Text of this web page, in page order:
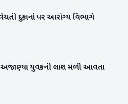
દુકાનો પર આરોગ્ય વિભાગે
યુવકની લાશ મળી આવતા